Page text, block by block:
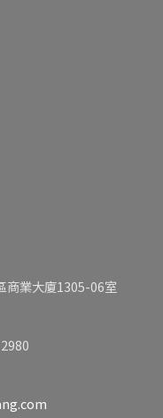
商業大廈1305-06室